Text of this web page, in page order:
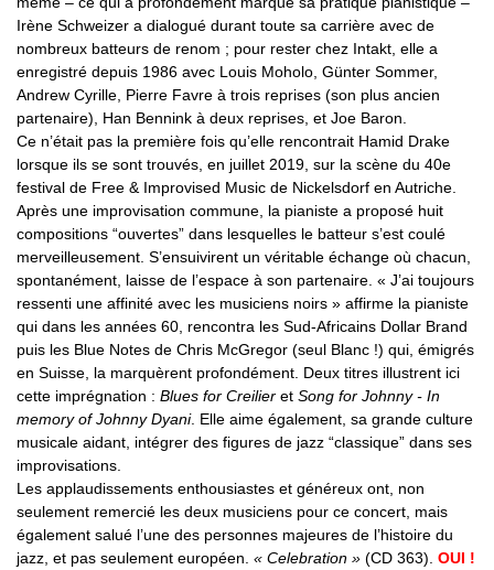
Irène Schweizer a dialogué durant toute sa carrière avec de
nombreux batteurs de renom ; pour rester chez Intakt, elle a
enregistré depuis 1986 avec Louis Moholo, Günter Sommer,
Andrew Cyrille, Pierre Favre à trois reprises (son plus ancien
partenaire), Han Bennink à deux reprises, et Joe Baron.
Ce n’était pas la première fois qu’elle rencontrait Hamid Drake
lorsque ils se sont trouvés, en juillet 2019, sur la scène du 40e
festival de Free & Improvised Music de Nickelsdorf en Autriche.
Après une improvisation commune, la pianiste a proposé huit
compositions “ouvertes” dans lesquelles le batteur s’est coulé
merveilleusement. S’ensuivirent un véritable échange où chacun,
spontanément, laisse de l’espace à son partenaire. « J’ai toujours
ressenti une affinité avec les musiciens noirs » affirme la pianiste
qui dans les années 60, rencontra les Sud-Africains Dollar Brand
puis les Blue Notes de Chris McGregor (seul Blanc !) qui, émigrés
en Suisse, la marquèrent profondément. Deux titres illustrent ici
cette imprégnation : Blues for Creilier et Song for Johnny - In
memory of Johnny Dyani. Elle aime également, sa grande culture
musicale aidant, intégrer des figures de jazz “classique” dans ses
improvisations.
Les applaudissements enthousiastes et généreux ont, non
seulement remercié les deux musiciens pour ce concert, mais
également salué l’une des personnes majeures de l’histoire du
jazz, et pas seulement européen. « Celebration » (CD 363). OUI !